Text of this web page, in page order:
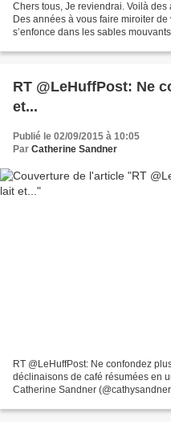
Chers tous, Je reviendrai. Voilà
Des années à vous faire miroiter
s’enfonce dans les sables
RT @LeHuffPost: Ne
et...
Publié le 02/09/2015 à 10:05
Par Catherine Sandner
RT @LeHuffPost: Ne confondez
déclinaisons de café résumées en
Catherine Sandner